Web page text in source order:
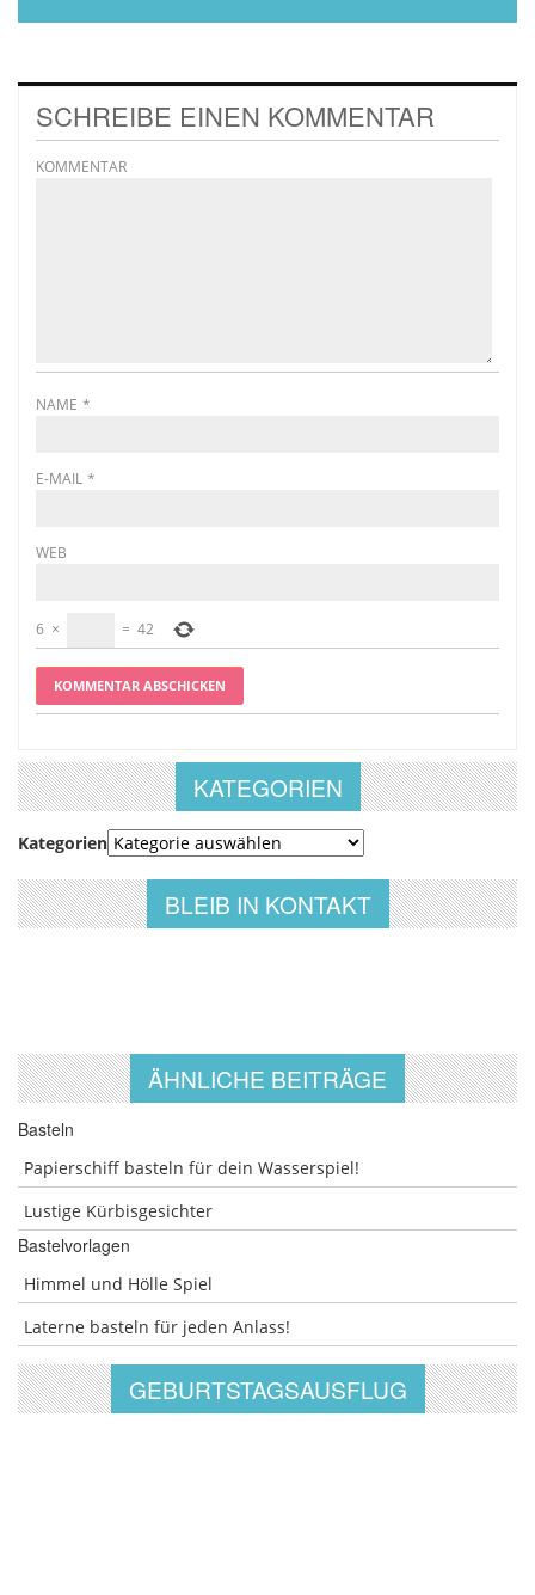
SCHREIBE EINEN KOMMENTAR
KOMMENTAR
NAME *
E-MAIL *
WEB
6 × = 42
KATEGORIEN
Kategorien
BLEIB IN KONTAKT
ÄHNLICHE BEITRÄGE
Basteln
Papierschiff basteln für dein Wasserspiel!
Lustige Kürbisgesichter
Bastelvorlagen
Himmel und Hölle Spiel
Laterne basteln für jeden Anlass!
GEBURTSTAGSAUSFLUG